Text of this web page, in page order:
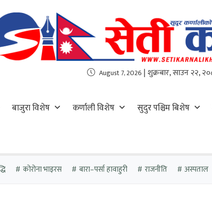
August 7, 2026 | शुक्रबार, साउन २२,
बाजुरा विशेष कर्णाली विशेष सुदुर पश्चिम बिशेष
कोरोना भाइरस बारा–पर्सा हावाहुरी राजनीति अस्पताल